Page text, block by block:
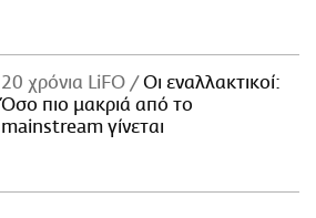
20 χρόνια LiFO
Οι εναλλακτικοί:
Όσο πιο μακριά από το
mainstream γίνεται